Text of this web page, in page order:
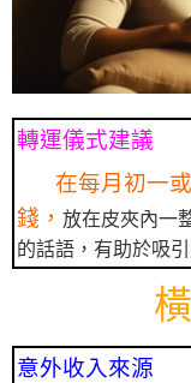
轉運儀式建議
在每月初一
錢， 放在皮夾內一
的話語，有助於吸
意外收入來源